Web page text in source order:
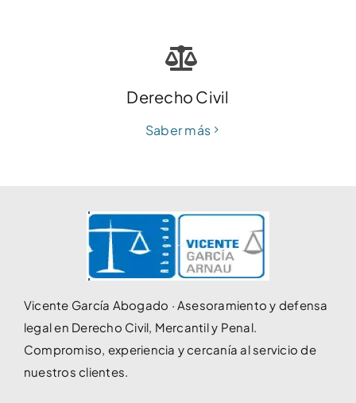
Derecho Civil
Saber más
Vicente García Abogado · Asesoramiento y defensa
legal en Derecho Civil, Mercantil y Penal.
Compromiso, experiencia y cercanía al servicio de
nuestros clientes.